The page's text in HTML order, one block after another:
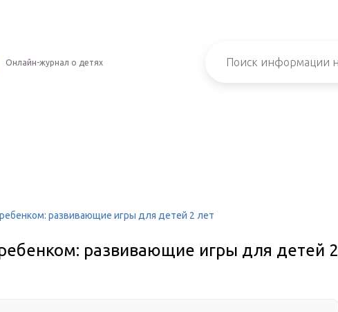
Онлайн-журнал о детях
ребенком: развивающие игры для детей 2 лет
ребенком: развивающие игры для детей 2